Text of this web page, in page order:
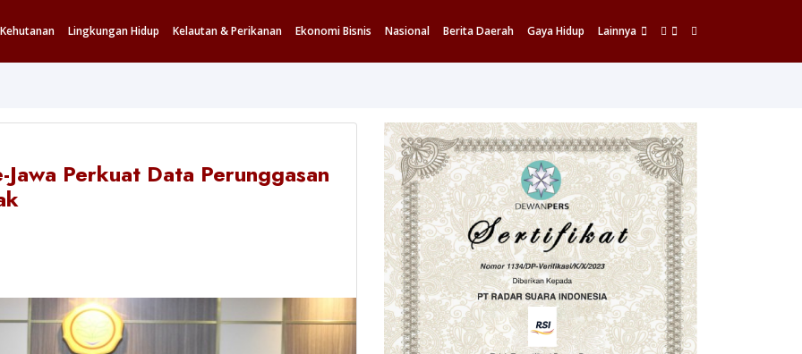
Kehutanan Lingkungan Hidup Kelautan & Perikanan Ekonomi Bisnis Nasional Berita Daerah Gaya Hidup Lainnya
Perkuat Data Perunggasan